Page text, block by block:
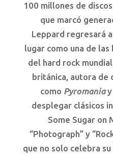
100 millones de
que marcó
Leppard regresará
lugar como una de
del hard rock
británica, autora de
como Pyromaniay
desplegar clásicos
Some Sugar on
“Photograph” y
que no solo celebra